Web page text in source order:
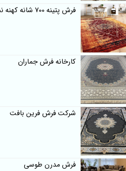
فرش پتینه 700 شانه کهنه نما
کارخانه فرش جماران
شرکت فرش فرین بافت
فرش مدرن طوسی